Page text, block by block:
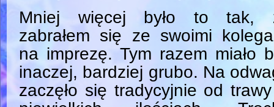
Mniej więcej było to tak,
zabrałem się ze swoimi
na imprezę. Tym razem miało
inaczej, bardziej grubo. Na
zaczęło się tradycyjnie od